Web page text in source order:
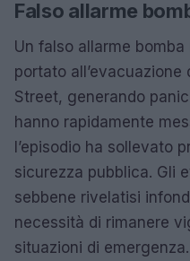
Falso allarme
Un falso allarme
portato
Street, generando
hanno rapidamente
l’episodio ha sollevato
sicurezza pubblica. Gli
sebbene rivelatisi
necessità di rimanere
situazioni di emergenza.